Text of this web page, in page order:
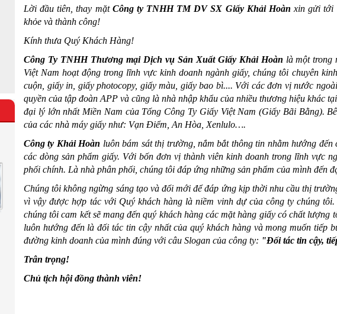
Lời đầu tiên, thay mặt Công ty TNHH TM DV SX Giấy Khải Hoàn xin gửi tới
khỏe và thành công!
Kính thưa Quý Khách Hàng!
Công Ty TNHH Thương mại Dịch vụ Sản Xuất Giấy Khải Hoàn là một trong
Việt Nam hoạt động trong lĩnh vực kinh doanh ngành giấy, chúng tôi chuyên
cuộn, giấy in, giấy photocopy, giấy màu, giấy bao bì.... Với các đơn vị nước
quyền của tập đoàn APP và cũng là nhà nhập khẩu của nhiều thương hiệu khác
đại lý lớn nhất Miền Nam của Tổng Công Ty Giấy Việt Nam (Giấy Bãi Bằng).
của các nhà máy giấy như: Vạn Điểm, An Hòa, Xenlulo….
Công ty Khải Hoàn luôn bám sát thị trường, nắm bắt thông tin nhằm hướng
các dòng sản phẩm giấy. Với bốn đơn vị thành viên kinh doanh trong lĩnh vực
phối chính. Là nhà phân phối, chúng tôi đáp ứng những sản phẩm của mình đến
Chúng tôi không ngừng sáng tạo và đổi mới để đáp ứng kịp thời nhu cầu thị
vì vậy được hợp tác với Quý khách hàng là niềm vinh dự của công ty chúng
chúng tôi cam kết sẽ mang đến quý khách hàng các mặt hàng giấy có chất
luôn hướng đến là đối tác tin cậy nhất của quý khách hàng và mong muốn tiếp
đường kinh doanh của mình đúng với câu Slogan của công ty: "Đối tác tin cậy,
Trân trọng!
Chủ tịch hội đồng thành viên!